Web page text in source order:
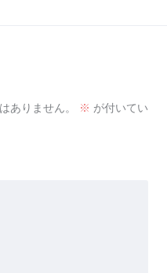
ありません。 ※ が付いてい